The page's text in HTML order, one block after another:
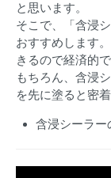
と思います。
そこで、「含浸
おすすめします
きるので経済的で
もちろん、含浸
を先に塗ると密
含浸シーラー